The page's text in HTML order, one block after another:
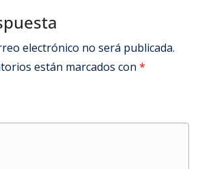
electrónico no será publicada.
están marcados con *